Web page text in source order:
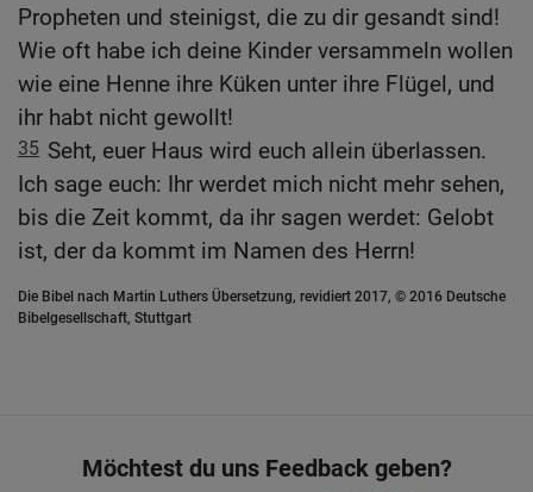
Propheten und steinigst, die zu dir gesandt sind!
Wie oft habe ich deine Kinder versammeln wollen
wie eine Henne ihre Küken unter ihre Flügel, und
ihr habt nicht gewollt!
35 Seht, euer Haus wird euch allein überlassen.
Ich sage euch: Ihr werdet mich nicht mehr sehen,
bis die Zeit kommt, da ihr sagen werdet: Gelobt
ist, der da kommt im Namen des Herrn!
Die Bibel nach Martin Luthers Übersetzung, revidiert 2017, © 2016 Deutsche
Bibelgesellschaft, Stuttgart
Möchtest du uns Feedback geben?